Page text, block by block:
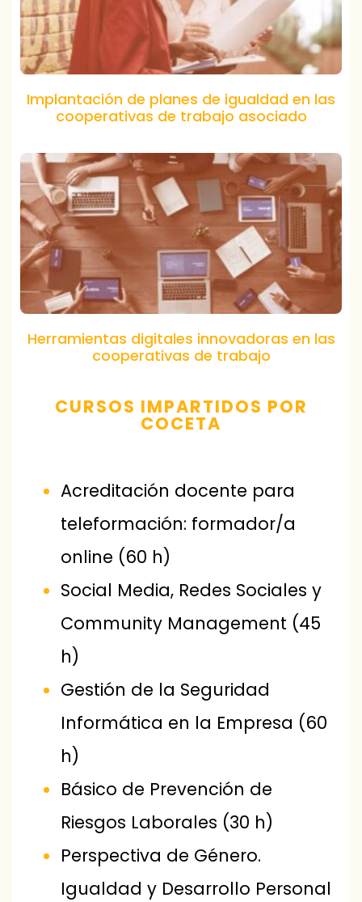
Implantación de planes de igualdad en las
cooperativas de trabajo asociado
Herramientas digitales innovadoras en las
cooperativas de trabajo
CURSOS IMPARTIDOS POR
COCETA
Acreditación docente para
teleformación: formador/a
online (60 h)
Social Media, Redes Sociales y
Community Management (45
h)
Gestión de la Seguridad
Informática en la Empresa (60
h)
Básico de Prevención de
Riesgos Laborales (30 h)
Perspectiva de Género.
Igualdad y Desarrollo Personal